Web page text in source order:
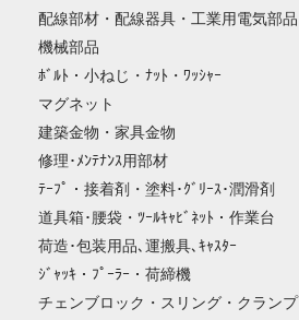
配線部材・配線器具・工業用電気部品
機械部品
ﾎﾞﾙﾄ・小ねじ・ﾅｯﾄ・ﾜｯｼｬｰ
マグネット
建築金物・家具金物
修理･ﾒﾝﾃﾅﾝｽ用部材
ﾃｰﾌﾟ・接着剤・塗料･ｸﾞﾘｰｽ･潤滑剤
道具箱･腰袋・ﾂｰﾙｷｬﾋﾞﾈｯﾄ・作業台
荷造･包装用品､運搬具､ｷｬｽﾀｰ
ｼﾞｬｯｷ・ﾌﾟｰﾗｰ・荷締機
チェンブロック・スリング・クランプ